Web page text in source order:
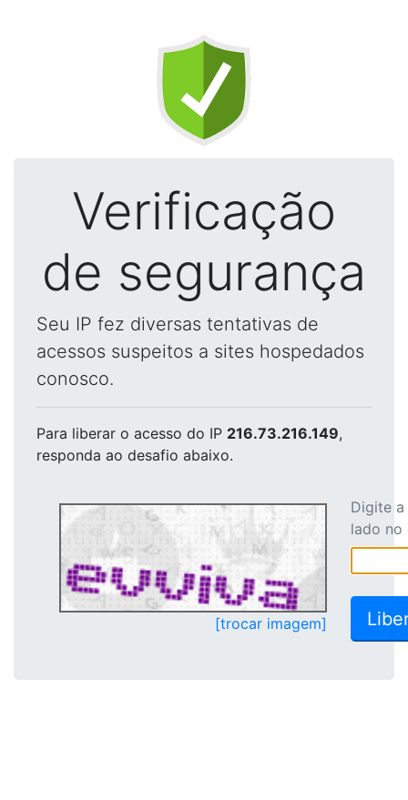
Verificação
de segurança
Seu IP fez diversas tentativas de
acessos suspeitos a sites hospedados
conosco.
Para liberar o acesso do IP 216.73.216.149,
responda ao desafio abaixo.
[trocar imagem]
Digite
lado no